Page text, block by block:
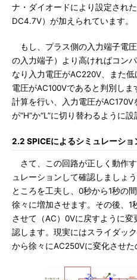
ナ・ダイオードにより設定され
DC4.7V）が加えられています。
もし、プラス側の入力端子電
の入力端子）より高ければコン
なり入力電圧がAC220V、また低
電圧がAC100Vであると判別し
計算を行い、入力電圧がAC170V
が“H”か“L”に切り替わるように設
2.2 SPICEによるシミュレーショ
さて、この回路が正しく動作
ュレーションして確認しましょ
ところを工夫し、0秒から1秒の
徐々に増加させます。その後、
させて（AC）0Vに戻すように
認します。現実にはスライダッ
から徐々にAC250Vに変化させた